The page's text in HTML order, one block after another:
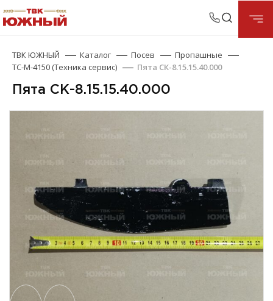
ТВК ЮЖНЫЙ Каталог Посев
Пропашные
ТС-М-4150 (Техника сервис)
Пята СК-8.15.15.40.000
Пята СК-8.15.15.40.000